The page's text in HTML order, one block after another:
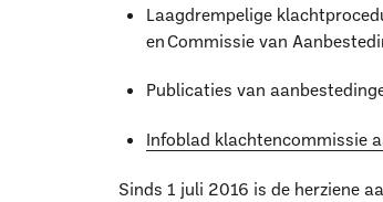
Laagdrempelige
en Commissie van
Publicaties van
Infoblad klachtencommissie
Sinds 1 juli 2016 is de herziene